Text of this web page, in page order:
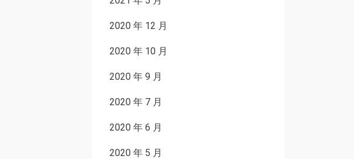
2020 年 12 月
2020 年 10 月
2020 年 9 月
2020 年 7 月
2020 年 6 月
2020 年 5 月